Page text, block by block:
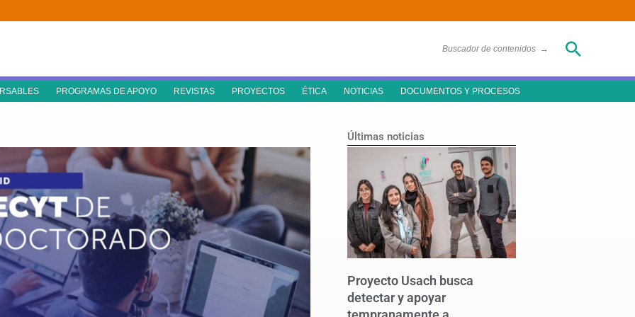
Buscador de contenidos → Buscar
PROGRAMAS DE APOYO REVISTAS PROYECTOS ÉTICA NOTICIAS DOCUMENTOS Y PROCESOS
Últimas noticias
Proyecto Usach busca
detectar y apoyar